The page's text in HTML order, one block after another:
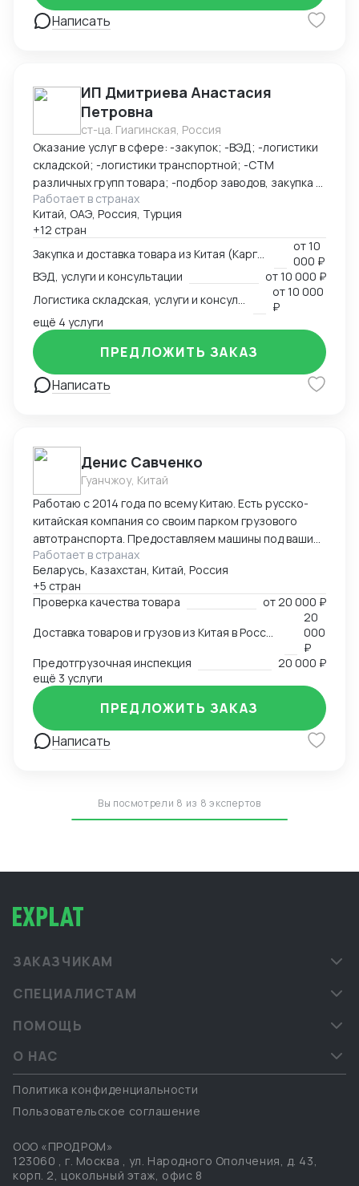
сборными и негабаритными грузами. География
присутствия: Офисы компании расположены в
Китай ( PerlRiver) — собственное представительство
поставками, инспекцией фабрик, консолидацией
грузов и взаимодействием с китайскими
производителями. Мы сопровождаем клиентов в
форматах B2B и B2G, предоставляя надёжные и
прозрачные логистические решения под ключ.
Написать
ИП Дмитриева Анастасия
Петровна
ст-ца. Гиагинская, Россия
Оказание услуг в сфере: -закупок; -ВЭД; -логистики
складской; -логистики транспортной; -СТМ
различных групп товара; -подбор заводов, закупка и
доставка товара из Китая (КАРГО и Белый ввоз)
Страны с которыми работаю по сей день: Европа,
США, ОАЭ, Турция, Китай, СНГ
Работает в странах
Китай, ОАЭ, Россия, Турция
+12 стран
от10
000 ₽
ВЭД, услуги и консультации
от10 000 ₽
от10 000
₽
ещё 4 услуги
Написать
ПРЕДЛОЖИТЬ ЗАКАЗ
Денис Савченко
Гуанчжоу, Китай
Работаю с 2014 года по всему Китаю. Есть русско-
китайская компания со своим парком грузового
автотранспорта. Предоставляем машины под ваши
поставки. Свой офис и склад в Гуанчжоу, ИУ и
Маньчжурии. Занимаюсь оказанием различных услуг
в сфере внешней торговли.
Работает в странах
Беларусь, Казахстан, Китай, Россия
+5 стран
Проверка качества товара
от20 000 ₽
Доставка товаров и грузов из Китая в Россию, Казахстан, Беларусь, Таиланд, Вьетнам, Малайзию
20
000
₽
Предотгрузочная инспекция
20 000 ₽
ещё 3 услуги
Написать
ПРЕДЛОЖИТЬ ЗАКАЗ
Вы посмотрели 8 из 8 экспертов
ЗАКАЗЧИКАМ
СПЕЦИАЛИСТАМ
ПОМОЩЬ
О НАС
Политика конфиденциальности
Пользовательское соглашение
ООО «ПРОДРОМ»
123060 , г. Москва , ул. Народного Ополчения, д. 43,
корп. 2, цокольный этаж, офис 8